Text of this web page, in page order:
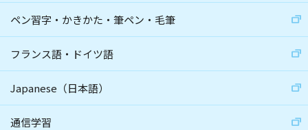
ペン習字・かきかた・筆ペン・毛筆
フランス語・ドイツ語
Japanese（日本語）
通信学習